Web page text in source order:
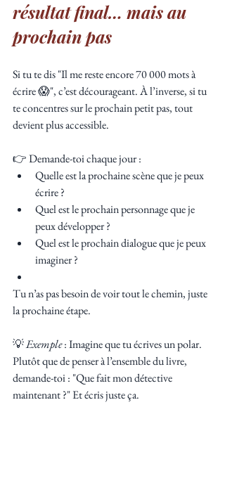
résultat final… mais au
prochain pas
Si tu te dis "Il me reste encore 70 000 mots à
écrire 😱", c’est décourageant. À l’inverse, si tu
te concentres sur le prochain petit pas, tout
devient plus accessible.
👉 Demande-toi chaque jour :
Quelle est la prochaine scène que je peux
écrire ?
Quel est le prochain personnage que je
peux développer ?
Quel est le prochain dialogue que je peux
imaginer ?
Tu n’as pas besoin de voir tout le chemin, juste
la prochaine étape.
💡 Exemple : Imagine que tu écrives un polar.
Plutôt que de penser à l’ensemble du livre,
demande-toi : "Que fait mon détective
maintenant ?" Et écris juste ça.